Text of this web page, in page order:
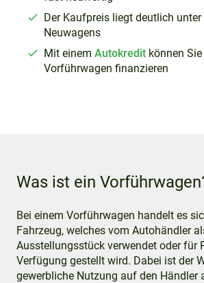
Der Kaufpreis liegt deutlich unter
Neuwagens
Mit einem Autokredit können Sie
Vorführwagen finanzieren
Was ist ein
Bei einem Vorführwagen handelt es
Fahrzeug, welches vom Autohändler
Ausstellungsstück verwendet oder für
Verfügung gestellt wird. Dabei ist der
gewerbliche Nutzung auf den Händler